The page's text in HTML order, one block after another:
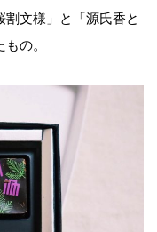
割文様」と「源氏香と
の。